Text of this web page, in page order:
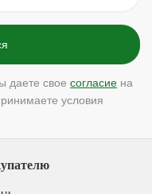
даете свое согласие на
условия